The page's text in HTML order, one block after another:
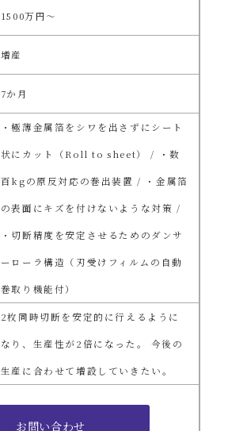
1500万円～
増産
7か月
・極薄金属箔をシワを出さずにシート
状にカット（Roll to sheet） / ・数
百kgの原反対応の巻出装置 / ・金属箔
の表面にキズを付けないような対策 /
・切断精度を安定させるためのダンサ
ーローラ構造（刃受けフィルムの自動
巻取り機能付）
2枚同時切断を安定的に行えるように
なり、生産性が2倍になった。 今後の
生産に合わせて増設していきたい。